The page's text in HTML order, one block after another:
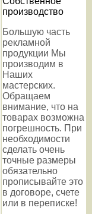
производство
Большую часть
рекламной
продукции Мы
производим в
Наших
мастерских.
Обращаем
внимание, что на
товарах возможна
погрешность. При
необходимости
сделать очень
точные размеры
обязательно
прописывайте это
в договоре, счете
или в переписке!